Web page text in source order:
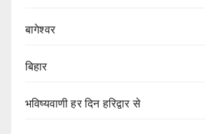
बागेश्वर
बिहार
भविष्यवाणी हर दिन हरिद्वार से